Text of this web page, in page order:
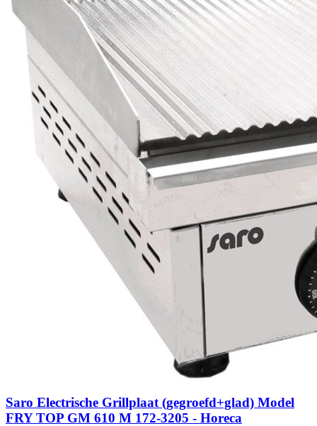
Saro Electrische Grillplaat (gegroefd+glad) Model
FRY TOP GM 610 M 172-3205 - Horeca